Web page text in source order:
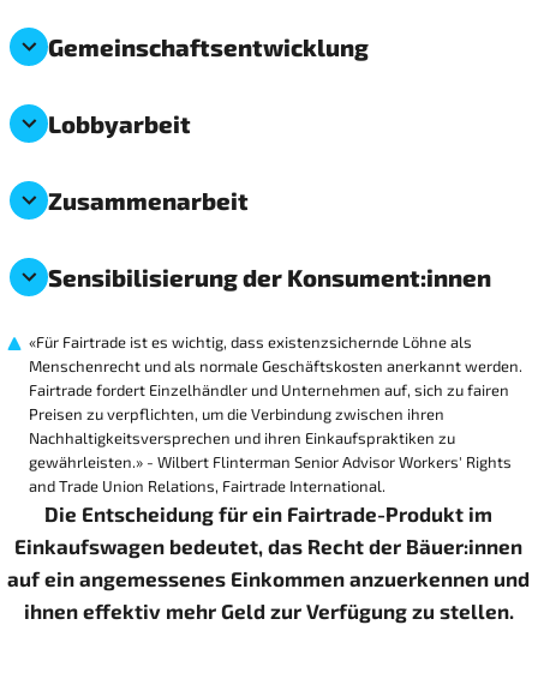
Gemeinschaftsentwicklung
Lobbyarbeit
Zusammenarbeit
Sensibilisierung der Konsument:innen
«Für Fairtrade ist es wichtig, dass existenzsichernde Löhne als
Menschenrecht und als normale Geschäftskosten anerkannt werden.
Fairtrade fordert Einzelhändler und Unternehmen auf, sich zu fairen
Preisen zu verpflichten, um die Verbindung zwischen ihren
Nachhaltigkeitsversprechen und ihren Einkaufspraktiken zu
gewährleisten.» - Wilbert Flinterman Senior Advisor Workers' Rights
and Trade Union Relations, Fairtrade International.
Die Entscheidung für ein Fairtrade-Produkt im
Einkaufswagen bedeutet, das Recht der Bäuer:innen
auf ein angemessenes Einkommen anzuerkennen und
ihnen effektiv mehr Geld zur Verfügung zu stellen.